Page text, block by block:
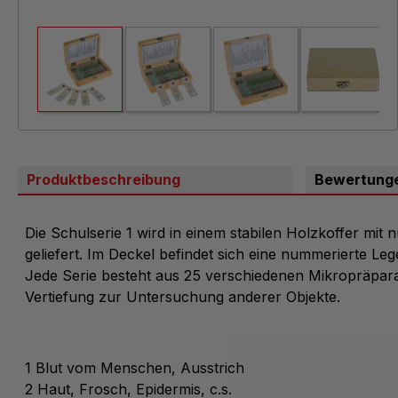
Produktbeschreibung
Die Schulserie 1 wird in einem stabilen Holzkoffer mit
geliefert. Im Deckel befindet sich eine nummerierte
Jede Serie besteht aus 25 verschiedenen
Vertiefung zur Untersuchung anderer Objekte.
1 Blut vom Menschen, Ausstrich
2 Haut, Frosch, Epidermis, c.s.